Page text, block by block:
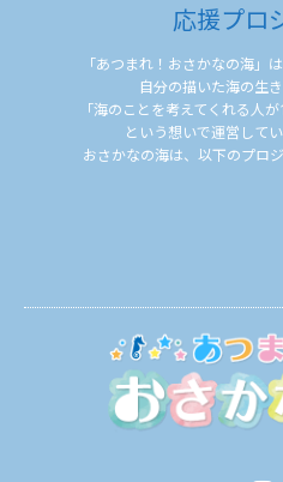
応援プロ
「あつまれ！おさかなの海」
自分の描いた海の生
「海のことを考えてくれる人
という想いで運営して
おさかなの海は、以下のプロ